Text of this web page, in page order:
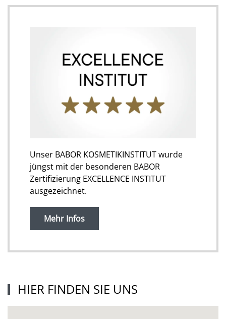
Unser BABOR KOSMETIKINSTITUT wurde
jüngst mit der besonderen BABOR
Zertifizierung EXCELLENCE INSTITUT
ausgezeichnet.
Mehr Infos
HIER FINDEN SIE UNS